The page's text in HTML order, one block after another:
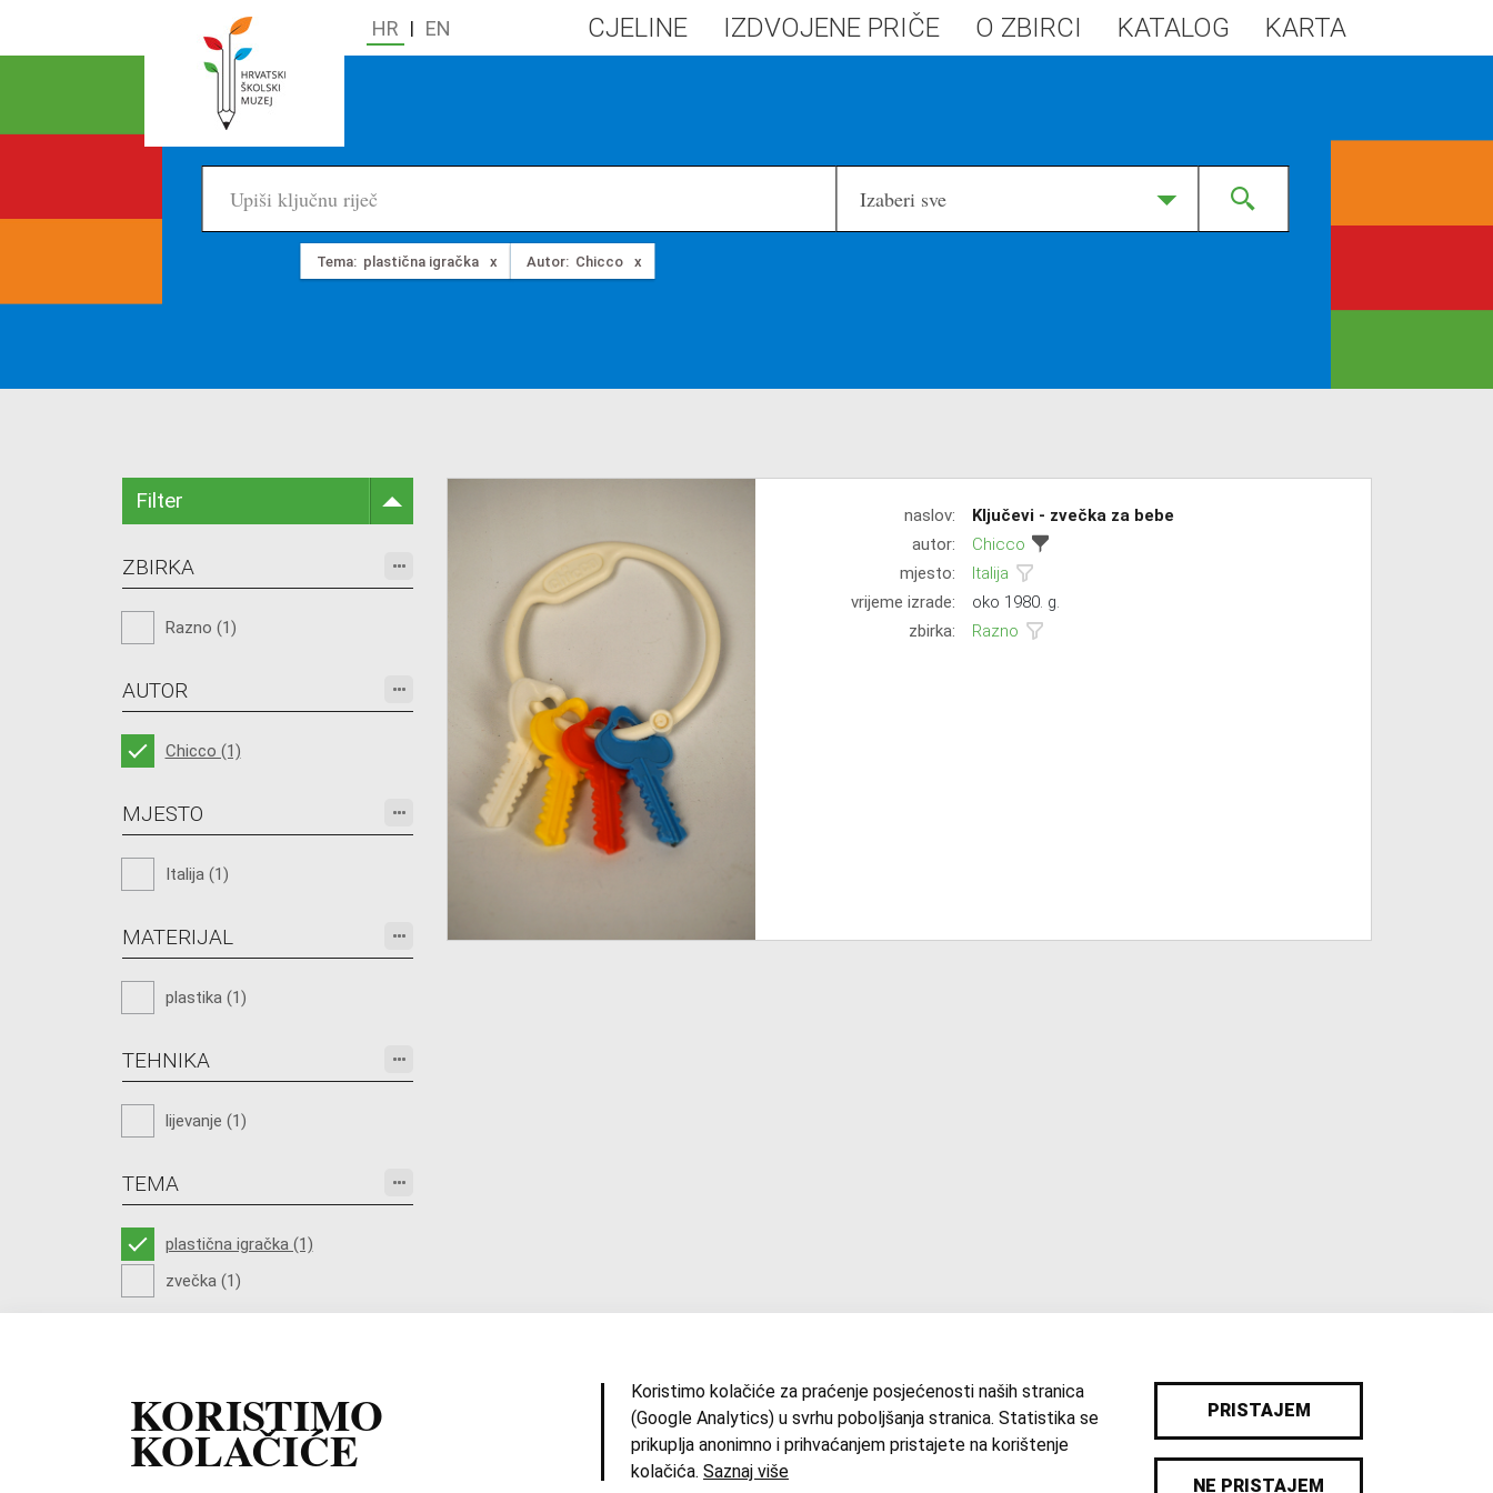
HR | EN CJELINE IZDVOJENE PRIČE O ZBIRCI KATALOG KARTA
Izaberi sve
Tema: plastična igračka Autor: Chicco
Filter
ZBIRKA
Razno (1)
AUTOR
Chicco (1)
MJESTO
Italija (1)
MATERIJAL
plastika (1)
TEHNIKA
lijevanje (1)
TEMA
plastična igračka (1)
zvečka (1)
naslov:
Ključevi - zvečka za bebe
autor:
Chicco
mjesto:
Italija
vrijeme izrade:
oko 1980. g.
zbirka:
Razno
Cjeline Kontakt Uvjeti korištenja | Izdvojene priče | O zbirci | Katalog
KORISTIMO
KOLAČIĆE
Koristimo kolačiće za praćenje posjećenosti naših stranica
(Google Analytics) u svrhu poboljšanja stranica. Statistika se
prikuplja anonimno i prihvaćanjem pristajete na korištenje
kolačića.Saznaj više
PRISTAJEM
NE PRISTAJEM